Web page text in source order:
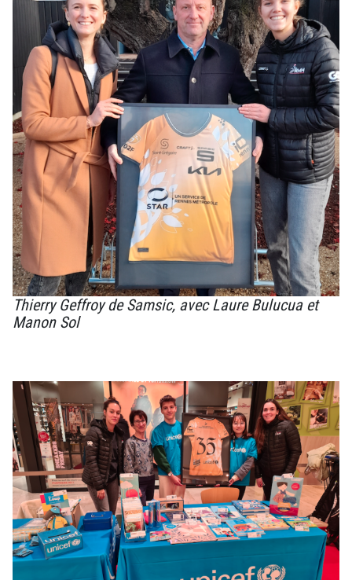
Thierry Geffroy de Samsic, avec Laure Bulucua et
Manon Sol